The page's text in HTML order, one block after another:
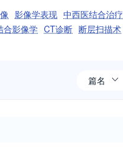
影像学表现 中西医结合治疗
合影像学 CT诊断 断层扫描术